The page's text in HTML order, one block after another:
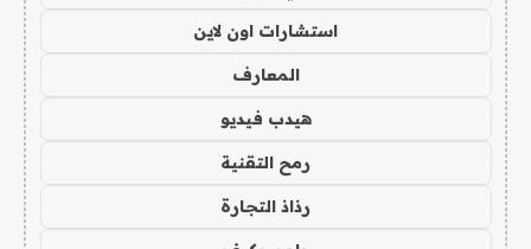
استشارات اون لاين
المعارف
هيدب فيديو
رمح التقنية
رذاذ التجارة